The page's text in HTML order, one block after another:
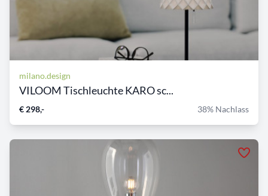
milano.design
VILOOM Tischleuchte KARO sc...
€ 298,- 38% Nachlass